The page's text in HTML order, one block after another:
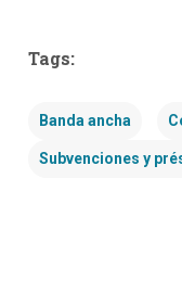
Tags:
Banda ancha
Subvenciones y